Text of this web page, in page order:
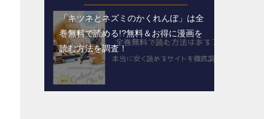
「キツネとネズミのかくれんぼ」は全
巻無料で読める!?無料＆お得に漫画を
読む⽅法を調査！